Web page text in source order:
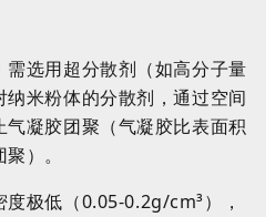
需选用超分散剂（如高分子量
米粉体的分散剂，通过空间
凝胶团聚（气凝胶比表面积
聚）。
度极低（0.05-0.2g/cm³），